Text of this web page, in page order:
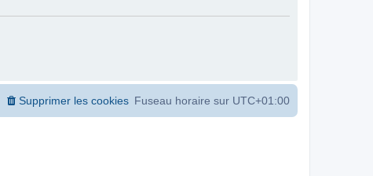
Fuseau horaire sur UTC+01:00
Supprimer les cookies